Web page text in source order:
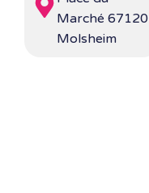
Marché 67120
Molsheim